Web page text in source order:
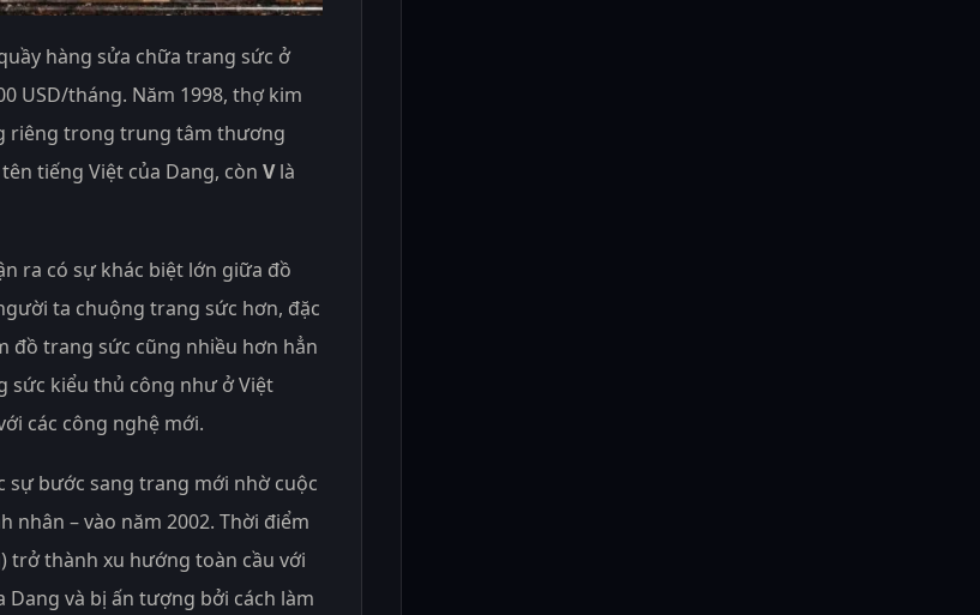
hàng sửa chữa trang sức ở
USD/tháng. Năm 1998, thợ kim
riêng trong trung tâm thương
tên tiếng Việt của Dang, còn Vlà
ra có sự khác biệt lớn giữa đồ
ta chuộng trang sức hơn, đặc
đồ trang sức cũng nhiều hơn hẳn
sức kiểu thủ công như ở Việt
các công nghệ mới.
sự bước sang trang mới nhờ cuộc
nhân – vào năm 2002. Thời điểm
trở thành xu hướng toàn cầu với
Dang và bị ấn tượng bởi cách làm